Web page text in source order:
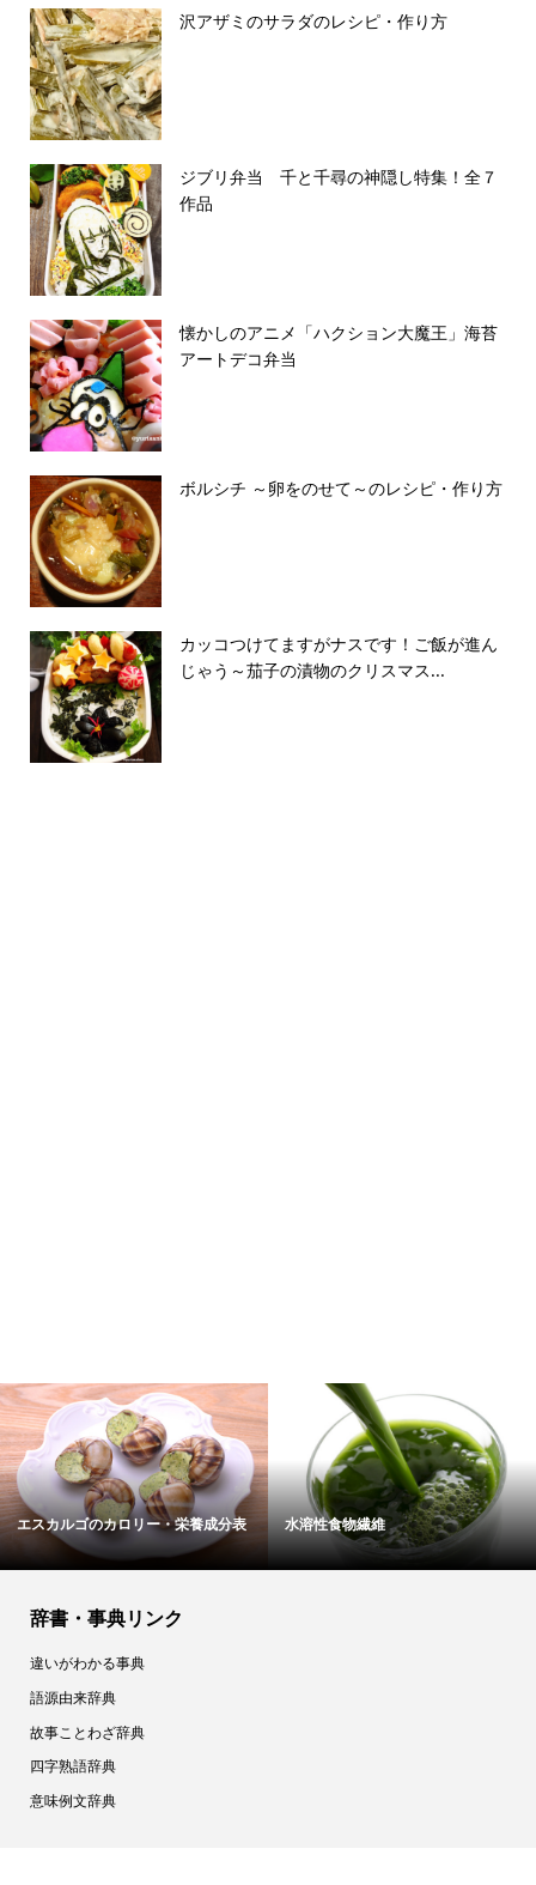
沢アザミのサラダのレシピ・作り方
ジブリ弁当 千と千尋の神隠し特集！全７
作品
懐かしのアニメ「ハクション大魔王」海苔
アートデコ弁当
ボルシチ ～卵をのせて～のレシピ・作り方
カッコつけてますがナスです！ご飯が進ん
じゃう～茄子の漬物のクリスマス...
エスカルゴのカロリー・栄養成分表 水溶性食物繊維
辞書・事典リンク
違いがわかる事典
語源由来辞典
故事ことわざ辞典
四字熟語辞典
意味例文辞典